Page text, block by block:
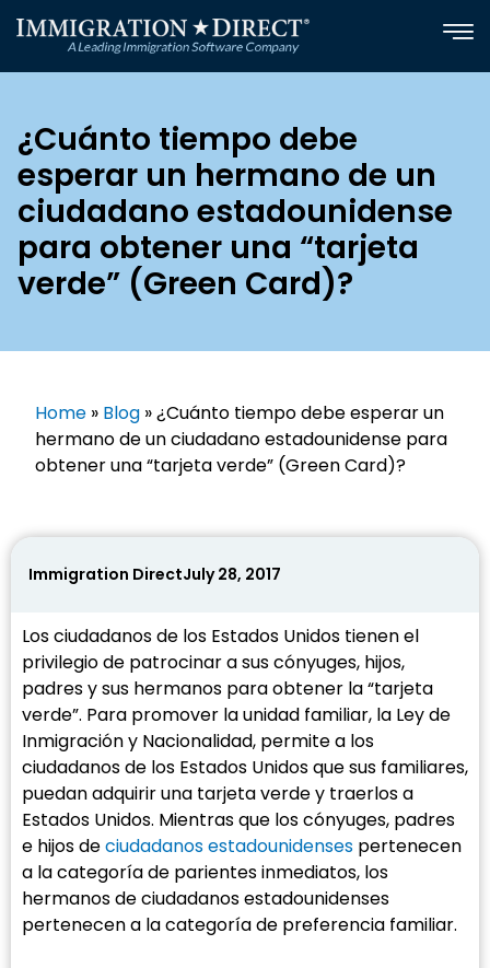
content
¿Cuánto tiempo debe
esperar un hermano de un
ciudadano estadounidense
para obtener una “tarjeta
verde” (Green Card)?
Home » Blog »¿Cuánto tiempo debe esperar un
hermano de un ciudadano estadounidense para
obtener una “tarjeta verde” (Green Card)?
Immigration DirectJuly 28, 2017
Los ciudadanos de los Estados Unidos tienen el
privilegio de patrocinar a sus cónyuges, hijos,
padres y sus hermanos para obtener la “tarjeta
verde”. Para promover la unidad familiar, la Ley de
Inmigración y Nacionalidad, permite a los
ciudadanos de los Estados Unidos que sus familiares,
puedan adquirir una tarjeta verde y traerlos a
Estados Unidos. Mientras que los cónyuges, padres
e hijos deciudadanos estadounidenses pertenecen
a la categoría de parientes inmediatos, los
hermanos de ciudadanos estadounidenses
pertenecen a la categoría de preferencia familiar.